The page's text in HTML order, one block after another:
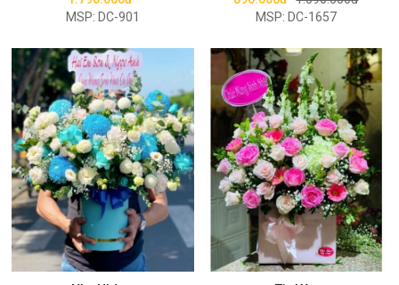
MSP: DC-901
MSP: DC-1657
Mua ngay Mua ngay